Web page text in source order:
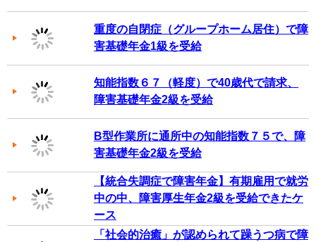
重度の自閉症（グループホーム居住）で障
害基礎年金1級を受給
知能指数６７（軽度）で40歳代で請求、
障害基礎年金2級を受給
B型作業所に通所中の知能指数７５で、障
害基礎年金2級を受給
【統合失調症で障害年金】有期雇用で就労
中の中、障害厚生年金2級を受給できたケ
ース
「社会的治癒」が認められて躁うつ病で障